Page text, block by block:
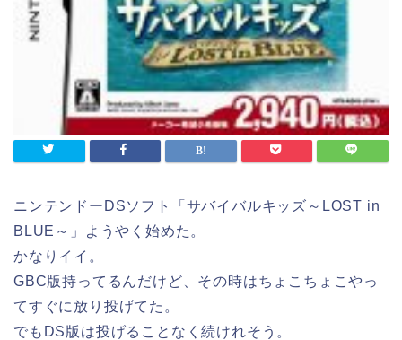
ニンテンドーDSソフト「サバイバルキッズ～LOST in
BLUE～」ようやく始めた。
かなりイイ。
GBC版持ってるんだけど、その時はちょこちょこやっ
てすぐに放り投げてた。
でもDS版は投げることなく続けれそう。